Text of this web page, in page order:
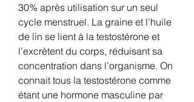
30% après utilisation sur un seul
cycle menstruel. La graine et l’huile
de lin se lient à la testostérone et
l’excrètent du corps, réduisant sa
concentration dans l’organisme. On
connait tous la testostérone comme
étant une hormone masculine par